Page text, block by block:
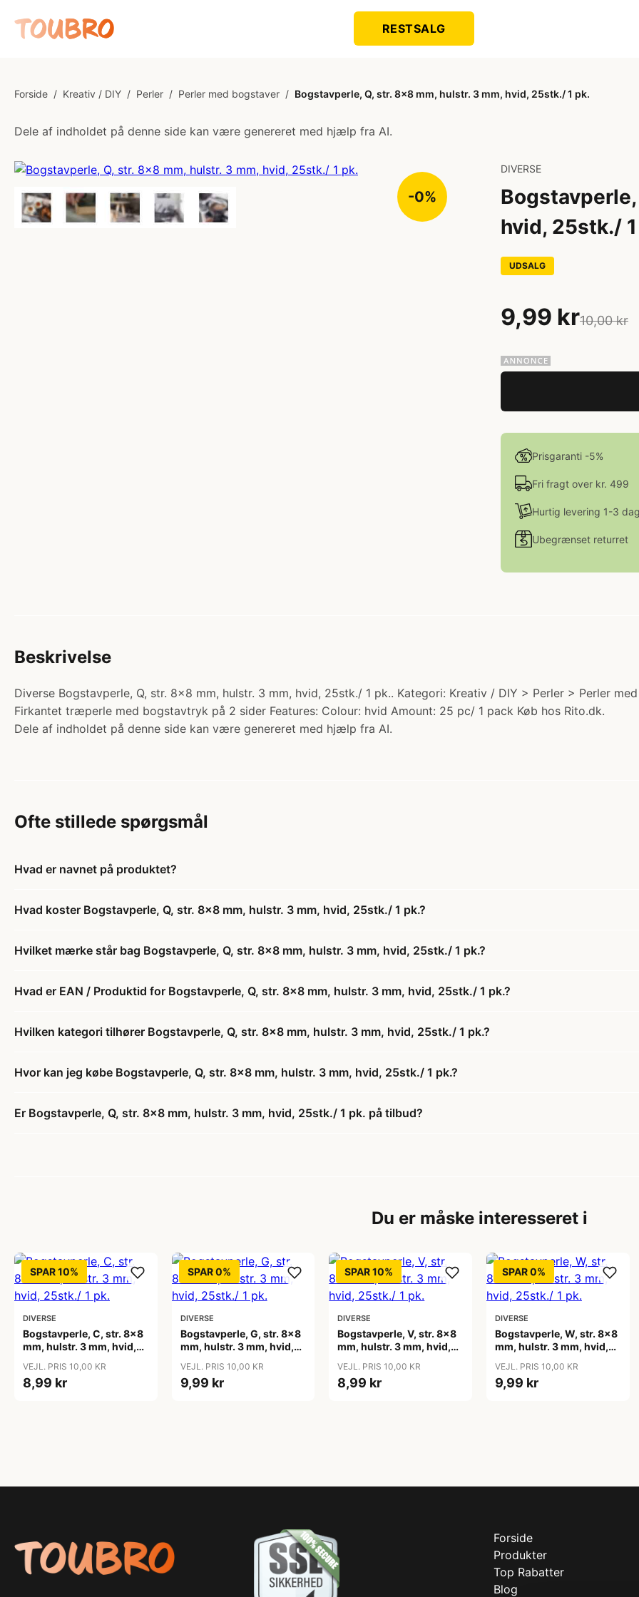
RESTSALG
Forside / Kreativ / DIY / Perler / Perler med bogstaver / Bogstavperle, Q, str. 8x8 mm, hulstr. 3 mm, hvid, 25stk./ 1 pk.
Dele af indholdet på denne side kan være genereret med hjælp fra AI.
-0%
DIVERSE
hvid, 25stk./
UDSALG
9,99 kr10,00 kr
Prisgaranti -5%
Fri fragt over kr. 499
Hurtig levering 1-3
Ubegrænset returret
Beskrivelse
Diverse Bogstavperle, Q, str. 8x8 mm, hulstr. 3 mm, hvid, 25stk./ 1 pk.. Kategori: Kreativ / DIY > Perler > Perler
Firkantet træperle med bogstavtryk på 2 sider Features: Colour: hvid Amount: 25 pc/ 1 pack Køb hos Rito.dk.
Dele af indholdet på denne side kan være genereret med hjælp fra AI.
Ofte stillede spørgsmål
Hvad er navnet på produktet?
Hvad koster Bogstavperle, Q, str. 8x8 mm, hulstr. 3 mm, hvid, 25stk./ 1 pk.?
Hvilket mærke står bag Bogstavperle, Q, str. 8x8 mm, hulstr. 3 mm, hvid, 25stk./ 1 pk.?
Hvad er EAN / Produktid for Bogstavperle, Q, str. 8x8 mm, hulstr. 3 mm, hvid, 25stk./ 1 pk.?
Hvilken kategori tilhører Bogstavperle, Q, str. 8x8 mm, hulstr. 3 mm, hvid, 25stk./ 1 pk.?
Hvor kan jeg købe Bogstavperle, Q, str. 8x8 mm, hulstr. 3 mm, hvid, 25stk./ 1 pk.?
Er Bogstavperle, Q, str. 8x8 mm, hulstr. 3 mm, hvid, 25stk./ 1 pk. på tilbud?
Du er måske interesseret i
SPAR 10%
DIVERSE
Bogstavperle, C, str. 8x8
mm, hulstr. 3 mm, hvid,
VEJL. PRIS 10,00 KR
8,99 kr
SPAR 0%
DIVERSE
Bogstavperle, G, str. 8x8
mm, hulstr. 3 mm, hvid,
VEJL. PRIS 10,00 KR
9,99 kr
SPAR 10%
DIVERSE
Bogstavperle, V, str. 8x8
mm, hulstr. 3 mm, hvid,
VEJL. PRIS 10,00 KR
8,99 kr
SPAR 0%
DIVERSE
Bogstavperle, W, str. 8x8
mm, hulstr. 3 mm, hvid,
VEJL. PRIS 10,00 KR
9,99 kr
Forside
Produkter
Top Rabatter
Blog